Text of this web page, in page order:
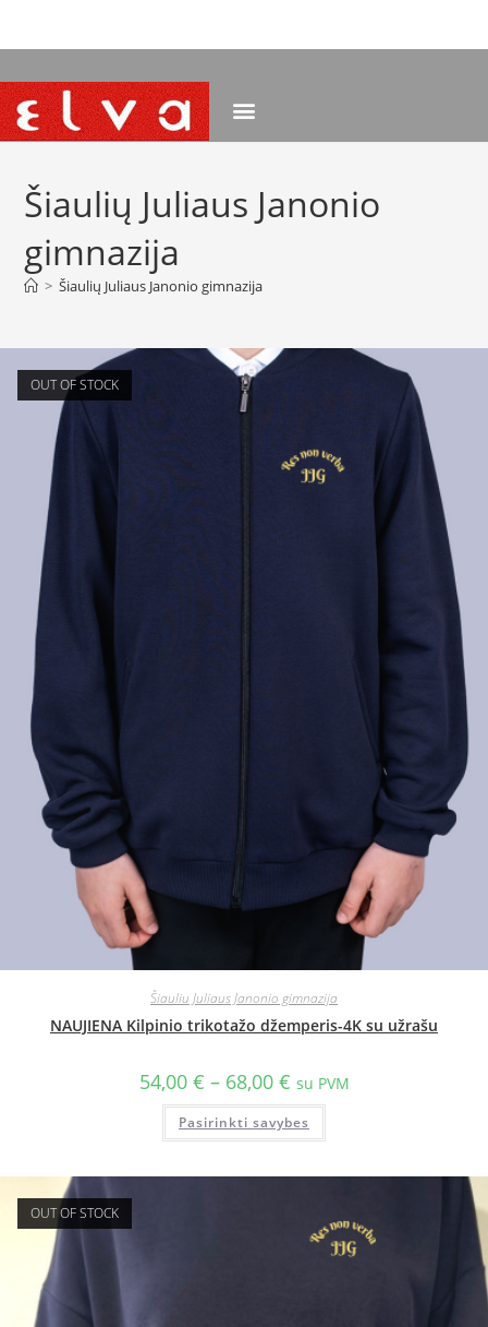
Šiaulių Juliaus Janonio
gimnazija
> Šiaulių Juliaus Janonio gimnazija
OUT OF STOCK
Šiauliu Juliaus Janonio gimnazija
NAUJIENA Kilpinio trikotažo džemperis-4K su užrašu
54,00 € – 68,00 € su PVM
Pasirinkti savybes
OUT OF STOCK